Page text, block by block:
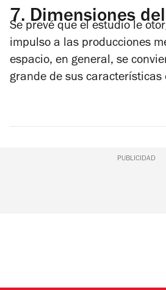
7. Dimensiones
Se prevé que el estudio le
impulso a las producciones
espacio, en general, se
grande de sus características
PUBLICIDAD